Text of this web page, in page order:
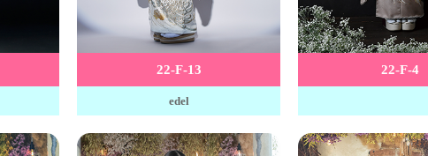
22-F-13
edel
22-F-4